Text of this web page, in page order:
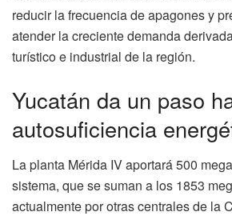
reducir la frecuencia de apagones y
atender la creciente demanda
turístico e industrial de la región.
Yucatán da un paso
autosuficiencia
La planta Mérida IV aportará 500
sistema, que se suman a los 1853
actualmente por otras centrales de la